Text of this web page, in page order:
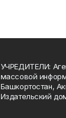
УЧРЕДИТЕЛИ:
массовой
Башкортостан,
Издательский